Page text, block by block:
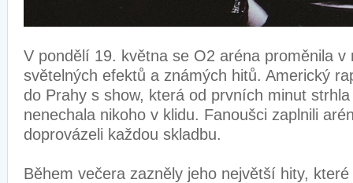
V pondělí 19. května se O2 aréna proměnila v
světelných efektů a známých hitů. Americký
do Prahy s show, která od prvních minut
nenechala nikoho v klidu. Fanoušci zaplnili
doprovázeli každou skladbu.
Během večera zazněly jeho největší hity,